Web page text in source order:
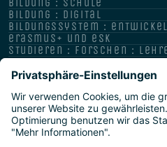
bildung : digital
bildungssystem :
erasmus+ und esk
studieren : forschen :
hochschule : strategie :